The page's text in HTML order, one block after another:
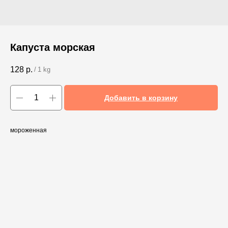
Капуста морская
128 р. / 1 kg
Добавить в корзину
мороженная